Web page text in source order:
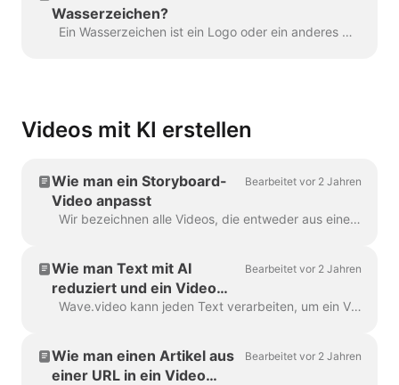
Wasserzeichen?
Ein Wasserzeichen ist ein Logo oder ein anderes Markenzeichen, das in Ihrem Video angezeigt wird. Mit Hilfe des Wasserzeichens können Sie Ihre Videos mit einem...
Videos mit KI erstellen
Wie man ein Storyboard-
Video anpasst
Bearbeitet vor 2 Jahren
Wir bezeichnen alle Videos, die entweder aus einem Text oder einem Blogbeitrag erstellt werden, als "Storyboard-Video", weil sie ein Skript enthalten, das mit den einzelnen Szenen des Videos verknüpft ist. ...
Wie man Text mit AI
reduziert und ein Video
macht
Bearbeitet vor 2 Jahren
Wave.video kann jeden Text verarbeiten, um ein Video zu erstellen, das erklärt, worum es ging. Sie können die gewünschte Dauer einstellen und die automatisch generierte...
Wie man einen Artikel aus
einer URL in ein Video
Bearbeitet vor 2 Jahren